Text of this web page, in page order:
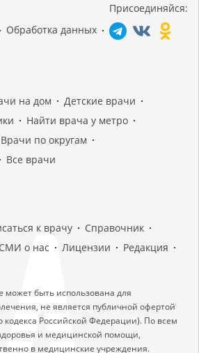
Обработка данных
Присоединяйся:
на дом
Детские врачи
Найти врача у метро
Врачи по округам
Все врачи
к врачу
Справочник
СМИ о нас Лицензии
Редакция
быть использована для
не является публичной офертой
кодекса Российской Федерации). По всем
и медицинской помощи,
в медицинские учреждения.